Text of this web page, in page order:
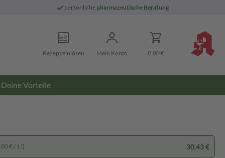
persönliche pharmazeutische Beratung
Rezept einlösen Mein Konto 0,00 €
Deine Vorteile
€ / 1 l) 30,43 €